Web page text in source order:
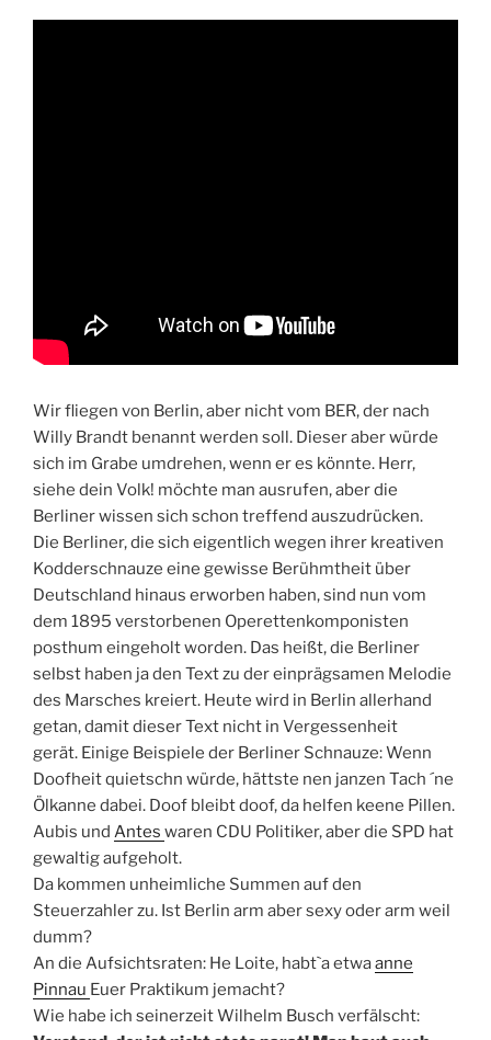
Wir fliegen von Berlin, aber nicht vom BER, der nach
Willy Brandt benannt werden soll. Dieser aber würde
sich im Grabe umdrehen, wenn er es könnte. Herr,
siehe dein Volk! möchte man ausrufen, aber die
Berliner wissen sich schon treffend auszudrücken.
Die Berliner, die sich eigentlich wegen ihrer kreativen
Kodderschnauze eine gewisse Berühmtheit über
Deutschland hinaus erworben haben, sind nun vom
dem 1895 verstorbenen Operettenkomponisten
posthum eingeholt worden. Das heißt, die Berliner
selbst haben ja den Text zu der einprägsamen Melodie
des Marsches kreiert. Heute wird in Berlin allerhand
getan, damit dieser Text nicht in Vergessenheit
gerät. Einige Beispiele der Berliner Schnauze: Wenn
Doofheit quietschn würde, hättste nen janzen Tach ´ne
Ölkanne dabei. Doof bleibt doof, da helfen keene Pillen.
Aubis und Antes waren CDU Politiker, aber die SPD hat
gewaltig aufgeholt.
Da kommen unheimliche Summen auf den
Steuerzahler zu. Ist Berlin arm aber sexy oder arm weil
dumm?
An die Aufsichtsraten: He Loite, habt`a etwaanne
Pinnau Euer Praktikum jemacht?
Wie habe ich seinerzeit Wilhelm Busch verfälscht: